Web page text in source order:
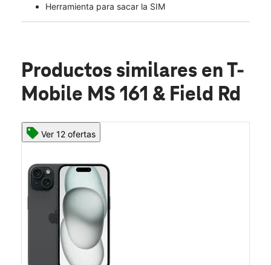
Herramienta para sacar la SIM
Productos similares en T-
Mobile MS 161 & Field Rd
Ver 12 ofertas